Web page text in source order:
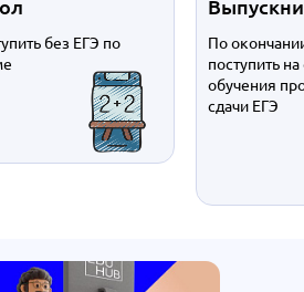
без ЕГЭ по
По
поступить
обучения
сдачи ЕГЭ